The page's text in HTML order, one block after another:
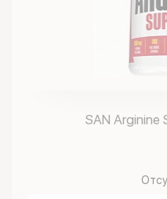
SAN Arginine